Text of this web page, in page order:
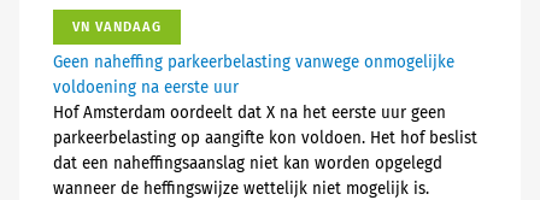
VN VANDAAG
Geen naheffing parkeerbelasting vanwege onmogelijke
voldoening na eerste uur
Hof Amsterdam oordeelt dat X na het eerste uur geen
parkeerbelasting op aangifte kon voldoen. Het hof beslist
dat een naheffingsaanslag niet kan worden opgelegd
wanneer de heffingswijze wettelijk niet mogelijk is.